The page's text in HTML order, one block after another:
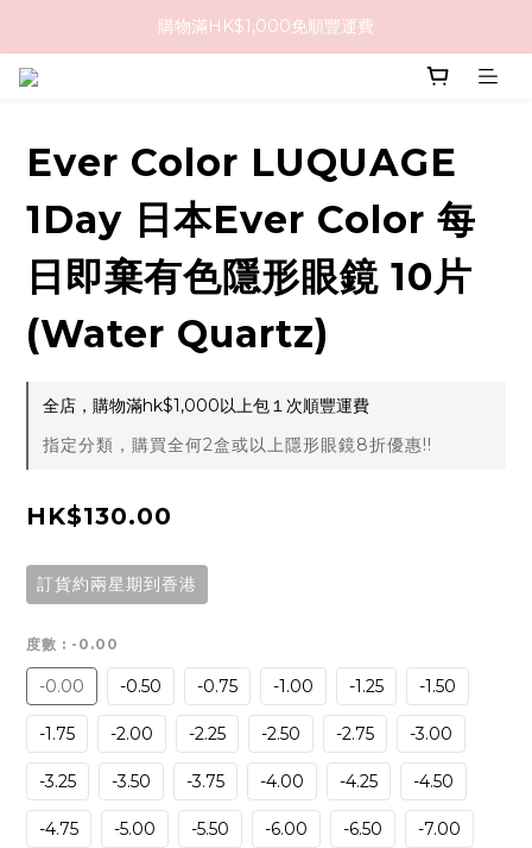
購物滿HK$1,000免順豐運費
購物滿HK$1,000免順豐運費
Ever Color LUQUAGE
1Day 日本Ever Color 每
日即棄有色隱形眼鏡 10片
(Water Quartz)
全店，購物滿hk$1,000以上包１次順豐運費
指定分類，購買全何2盒或以上隱形眼鏡8折優惠!!
HK$130.00
訂貨約兩星期到香港
度數 : -0.00
-0.00 -0.50 -0.75 -1.00 -1.25 -1.50
-1.75 -2.00 -2.25 -2.50 -2.75 -3.00
-3.25 -3.50 -3.75 -4.00 -4.25 -4.50
-4.75 -5.00 -5.50 -6.00 -6.50 -7.00